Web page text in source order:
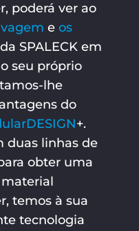
poderá ver ao
e os
SPALECK em
seu próprio
lhe
do
+.
duas linhas de
obter uma
material
temos à sua
tecnologia